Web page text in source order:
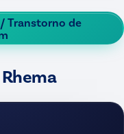
Transtorno de